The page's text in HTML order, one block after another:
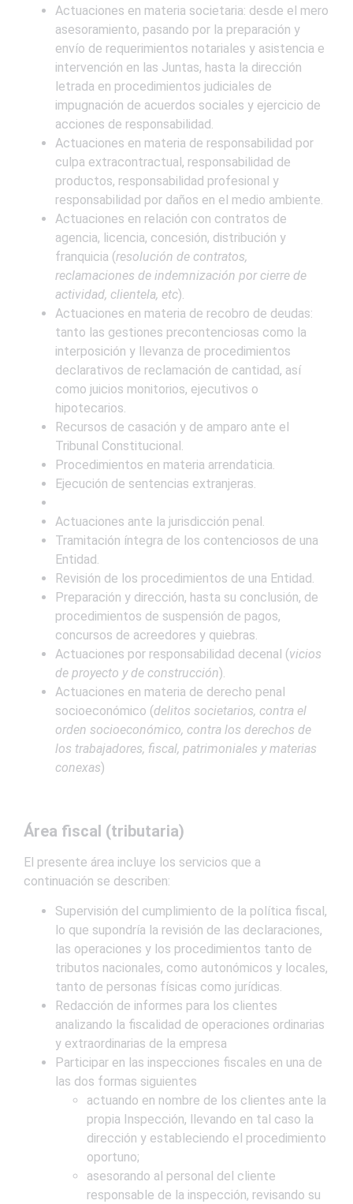
Actuaciones en materia societaria: desde el mero
asesoramiento, pasando por la preparación y
envío de requerimientos notariales y asistencia e
intervención en las Juntas, hasta la dirección
letrada en procedimientos judiciales de
impugnación de acuerdos sociales y ejercicio de
acciones de responsabilidad.
Actuaciones en materia de responsabilidad por
culpa extracontractual, responsabilidad de
productos, responsabilidad profesional y
responsabilidad por daños en el medio ambiente.
Actuaciones en relación con contratos de
agencia, licencia, concesión, distribución y
franquicia (resolución de contratos,
reclamaciones de indemnización por cierre de
actividad, clientela, etc).
Actuaciones en materia de recobro de deudas:
tanto las gestiones precontenciosas como la
interposición y llevanza de procedimientos
declarativos de reclamación de cantidad, así
como juicios monitorios, ejecutivos o
hipotecarios.
Recursos de casación y de amparo ante el
Tribunal Constitucional.
Procedimientos en materia arrendaticia.
Ejecución de sentencias extranjeras.
Actuaciones ante la jurisdicción penal.
Tramitación íntegra de los contenciosos de una
Entidad.
Revisión de los procedimientos de una Entidad.
Preparación y dirección, hasta su conclusión, de
procedimientos de suspensión de pagos,
concursos de acreedores y quiebras.
Actuaciones por responsabilidad decenal (vicios
de proyecto y de construcción).
Actuaciones en materia de derecho penal
socioeconómico (delitos societarios, contra el
orden socioeconómico, contra los derechos de
los trabajadores, fiscal, patrimoniales y materias
conexas)
Área fiscal (tributaria)
El presente área incluye los servicios que a
continuación se describen:
Supervisión del cumplimiento de la política fiscal,
lo que supondría la revisión de las declaraciones,
las operaciones y los procedimientos tanto de
tributos nacionales, como autonómicos y locales,
tanto de personas físicas como jurídicas.
Redacción de informes para los clientes
analizando la fiscalidad de operaciones ordinarias
y extraordinarias de la empresa
Participar en las inspecciones fiscales en una de
las dos formas siguientes
actuando en nombre de los clientes ante la
propia Inspección, llevando en tal caso la
dirección y estableciendo el procedimiento
oportuno;
asesorando al personal del cliente
responsable de la inspección, revisando su